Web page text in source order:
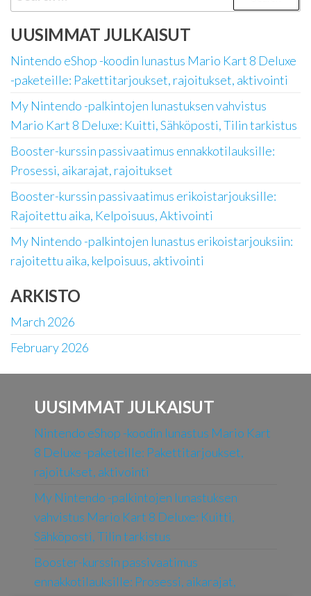
for:
UUSIMMAT JULKAISUT
Nintendo eShop -koodin lunastus Mario Kart 8 Deluxe
-paketeille: Pakettitarjoukset, rajoitukset, aktivointi
My Nintendo -palkintojen lunastuksen vahvistus
Mario Kart 8 Deluxe: Kuitti, Sähköposti, Tilin tarkistus
Booster-kurssin passivaatimus ennakkotilauksille:
Prosessi, aikarajat, rajoitukset
Booster-kurssin passivaatimus erikoistarjouksille:
Rajoitettu aika, Kelpoisuus, Aktivointi
My Nintendo -palkintojen lunastus erikoistarjouksiin:
rajoitettu aika, kelpoisuus, aktivointi
ARKISTO
March 2026
February 2026
UUSIMMAT JULKAISUT
Nintendo eShop -koodin lunastus Mario Kart
8 Deluxe -paketeille: Pakettitarjoukset,
rajoitukset, aktivointi
My Nintendo -palkintojen lunastuksen
vahvistus Mario Kart 8 Deluxe: Kuitti,
Sähköposti, Tilin tarkistus
Booster-kurssin passivaatimus
ennakkotilauksille: Prosessi, aikarajat,